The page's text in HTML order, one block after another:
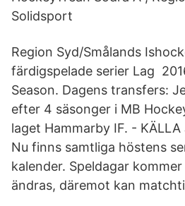
Solidsport
Region Syd/Smålands
färdigspelade serier Lag
Season. Dagens transfers:
efter 4 säsonger i MB
laget Hammarby IF. - KÄLLA
Nu finns samtliga höstens
kalender. Speldagar
ändras, däremot kan